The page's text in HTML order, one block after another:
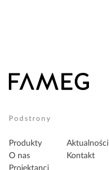
Podstrony
Produkty
O nas
Projektanci
Aktualności
Kontakt